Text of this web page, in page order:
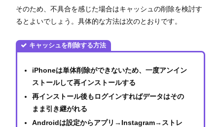
そのため、不具合を感じた場合はキャッシュの削除を検討す
るとよいでしょう。具体的な方法は次のとおりです。
キャッシュを削除する方法
iPhoneは単体削除ができないため、一度アンイン
ストールして再インストールする
再インストール後もログインすればデータはその
まま引き継がれる
Androidは設定からアプリ→Instagram→ストレ